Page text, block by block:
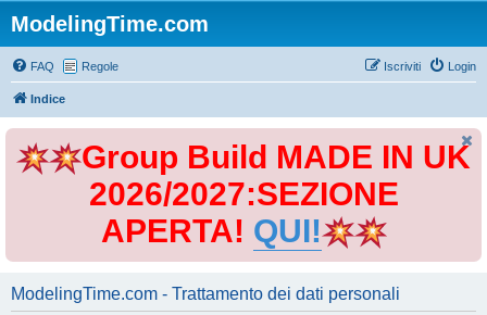
ModelingTime.com
FAQ Regole Login
Iscriviti
Indice
Group Build MADE IN UK
2026/2027:SEZIONE
APERTA! QUI!
ModelingTime.com - Trattamento dei dati personali